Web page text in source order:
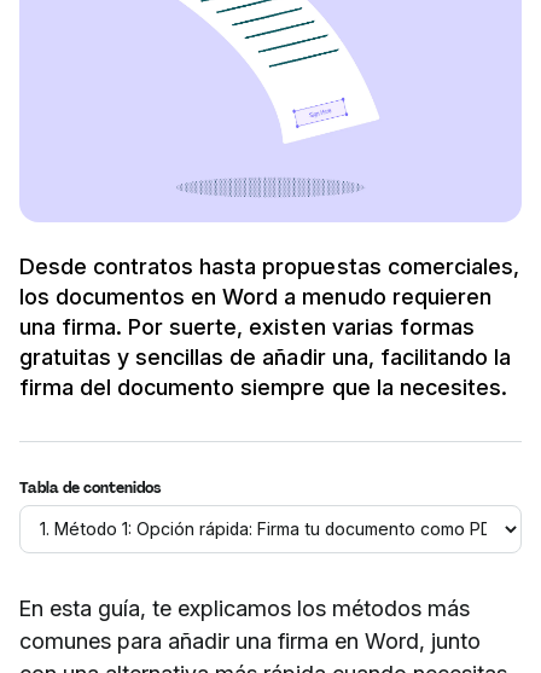
Desde contratos hasta propuestas comerciales,
los documentos en Word a menudo requieren
una firma. Por suerte, existen varias formas
gratuitas y sencillas de añadir una, facilitando la
firma del documento siempre que la necesites.
Tabla de contenidos
En esta guía, te explicamos los métodos más
comunes para añadir una firma en Word, junto